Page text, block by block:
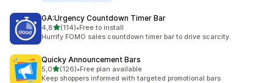
GA:Urgency Countdown Timer Bar
4,8z 5 hvězd
(114)
Celkový počet recenzí: 114
•Free to install
Hurrify FOMO sales countdown timer bar to drive scarcity.
Quicky Announcement Bars
5,0z 5 hvězd
(126)
Celkový počet recenzí: 126
•Free plan available
Keep shoppers informed with targeted promotional bars